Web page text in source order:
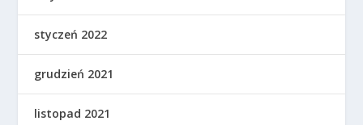
styczeń 2022
grudzień 2021
listopad 2021